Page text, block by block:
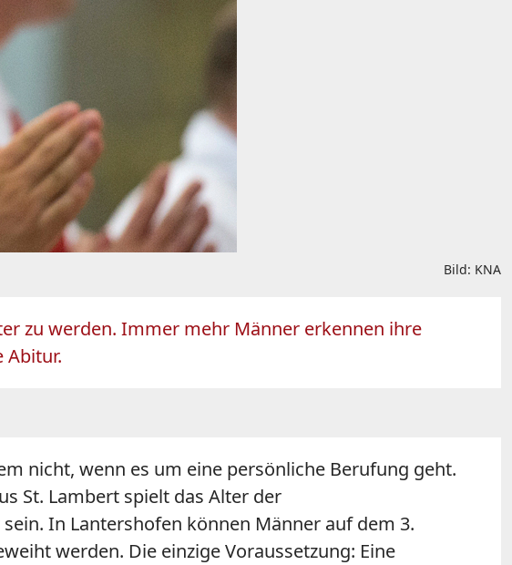
Bild: KNA
zu werden. Immer mehr Männer erkennen ihre
Abitur.
nicht, wenn es um eine persönliche Berufung geht.
St. Lambert spielt das Alter der
In Lantershofen können Männer auf dem 3.
werden. Die einzige Voraussetzung: Eine